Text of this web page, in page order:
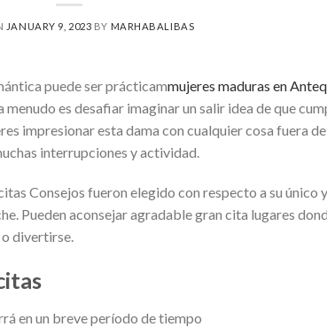
JANUARY 9, 2023 BY MARHABALIBAS
puede ser prácticammujeres maduras en
es desafiar imaginar un salir idea de que
impresionar esta dama con cualquier cosa fuera
interrupciones y actividad.
Consejos fueron elegido con respecto a su único
Pueden aconsejar agradable gran cita lugares
o divertirse.
en un breve período de tiempo